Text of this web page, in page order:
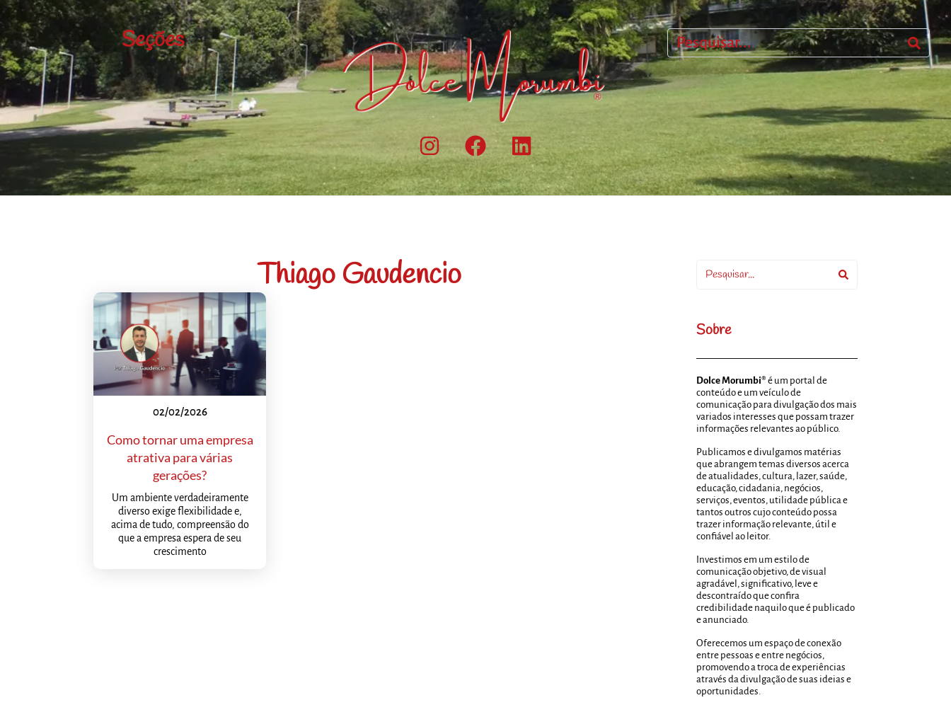
Seções
Thiago Gaudencio
02/02/2026
Como tornar uma empresa
atrativa para várias
gerações?
Um ambiente verdadeiramente
diverso exige flexibilidade e,
acima de tudo, compreensão do
que a empresa espera de seu
crescimento
Sobre
Dolce Morumbi® é um portal de
conteúdo e um veículo de
comunicação para divulgação dos mais
variados interesses que possam trazer
informações relevantes ao público.
Publicamos e divulgamos matérias
que abrangem temas diversos acerca
de atualidades, cultura, lazer, saúde,
educação, cidadania, negócios,
serviços, eventos, utilidade pública e
tantos outros cujo conteúdo possa
trazer informação relevante, útil e
confiável ao leitor.
Investimos em um estilo de
comunicação objetivo, de visual
agradável, significativo, leve e
descontraído que confira
credibilidade naquilo que é publicado
e anunciado.
Oferecemos um espaço de conexão
entre pessoas e entre negócios,
promovendo a troca de experiências
através da divulgação de suas ideias e
oportunidades.